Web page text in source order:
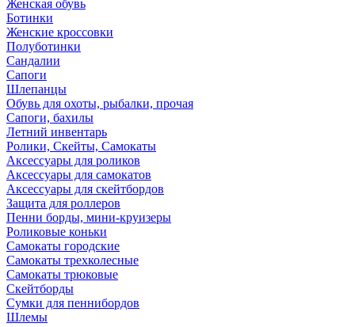
Женская обувь
Ботинки
Женские кроссовки
Полуботинки
Сандалии
Сапоги
Шлепанцы
Обувь для охоты, рыбалки, прочая
Сапоги, бахилы
Летний инвентарь
Ролики, Скейты, Самокаты
Аксессуары для роликов
Аксессуары для самокатов
Аксессуары для скейтбордов
Защита для роллеров
Пенни борды, мини-круизеры
Роликовые коньки
Самокаты городские
Самокаты трехколесные
Самокаты трюковые
Скейтборды
Сумки для пеннибордов
Шлемы